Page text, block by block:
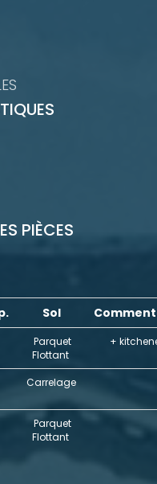
PIÈCES
Sol
Parquet
Flottant
+
Carrelage
Parquet
Flottant